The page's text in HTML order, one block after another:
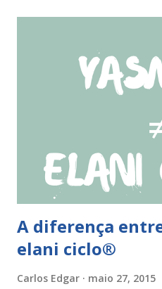
Se o esquecimento ocorrer
comprimido a mulher deve
esquecimento ocorrer entre
tomando os restantes. Se...
A diferença
elani ciclo®
Carlos Edgar maio 27, 2015